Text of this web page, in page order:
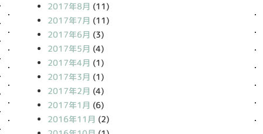
2017年8月 (11)
2017年7月 (11)
2017年6月 (3)
2017年5月 (4)
2017年4月 (1)
2017年3月 (1)
2017年2月 (4)
2017年1月 (6)
2016年11月 (2)